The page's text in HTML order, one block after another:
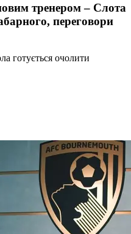
тренером – Слота
переговори
готується очолити